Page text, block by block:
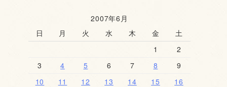
2007年6月
日
月 火 水 木 金
土
1
2
3
4 5 6 7 8
9
10
11 12 13 14 15
16